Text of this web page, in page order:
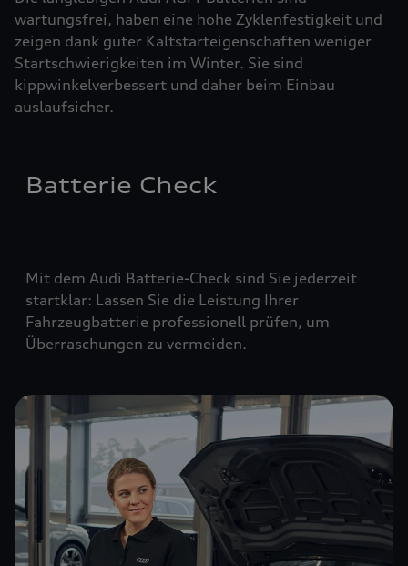
wartungsfrei, haben eine hohe Zyklenfestigkeit und
zeigen dank guter Kaltstarteigenschaften weniger
Startschwierigkeiten im Winter. Sie sind
kippwinkelverbessert und daher beim Einbau
auslaufsicher.
Batterie Check
Mit dem Audi Batterie-Check sind Sie jederzeit
startklar: Lassen Sie die Leistung Ihrer
Fahrzeugbatterie professionell prüfen, um
Überraschungen zu vermeiden.